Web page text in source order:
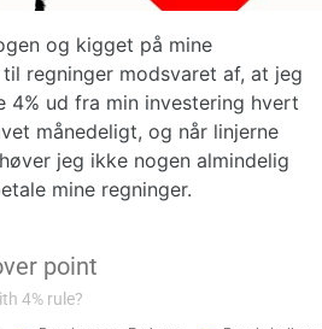
og kigget på mine
regninger modsvaret af, at jeg
ud fra min investering hvert
månedeligt, og når linjerne
jeg ikke nogen almindelig
mine regninger.